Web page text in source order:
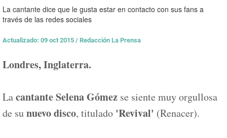
La cantante dice que le gusta estar en contacto con sus fans a
través de las redes sociales
Actualizado: 09 oct 2015 / Redacción La Prensa
Londres, Inglaterra.
Lacantante Selena Gómez se siente muy orgullosa
de sunuevo disco, titulado 'Revival' (Renacer).